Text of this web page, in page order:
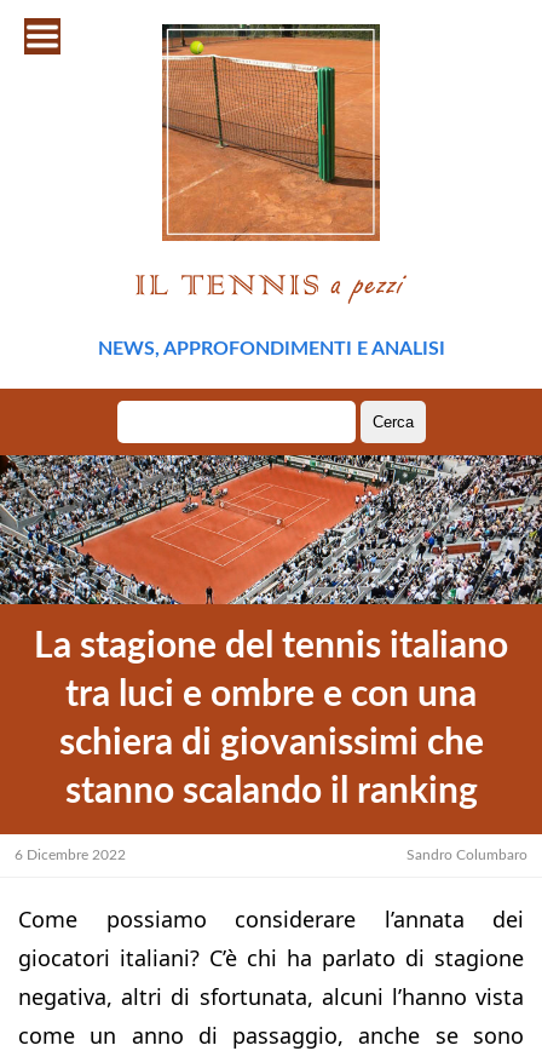
NEWS, APPROFONDIMENTI E ANALISI
per:
La stagione del tennis italiano
tra luci e ombre e con una
schiera di giovanissimi che
stanno scalando il ranking
6 Dicembre 2022 Sandro Columbaro
Come possiamo considerare l’annata dei
giocatori italiani? C’è chi ha parlato di stagione
negativa, altri di sfortunata, alcuni l’hanno vista
come un anno di passaggio, anche se sono